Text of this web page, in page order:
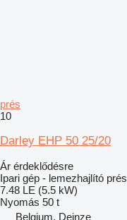
prés
10
Darley EHP 50 25/20
Ár érdeklődésre
Ipari gép - lemezhajlító prés
7.48 LE (5.5 kW)
Nyomás 50 t
Belgium, Deinze